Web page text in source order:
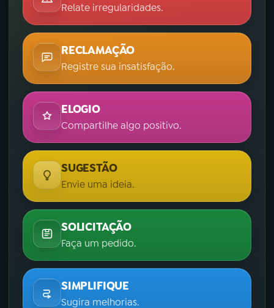
Relate irregularidades.
RECLAMAÇÃO
Registre sua insatisfação.
ELOGIO
Compartilhe algo positivo.
SUGESTÃO
Envie uma ideia.
SOLICITAÇÃO
Faça um pedido.
SIMPLIFIQUE
Sugira melhorias.